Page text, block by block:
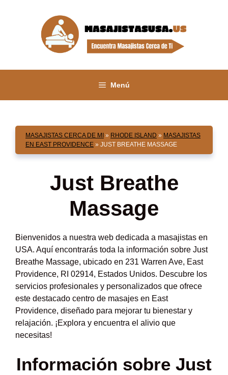
Menú
MASAJISTAS CERCA DE MI » RHODE ISLAND » MASAJISTAS
EN EAST PROVIDENCE » JUST BREATHE MASSAGE
Just Breathe
Massage
Bienvenidos a nuestra web dedicada a masajistas en
USA. Aquí encontrarás toda la información sobre Just
Breathe Massage, ubicado en 231 Warren Ave, East
Providence, RI 02914, Estados Unidos. Descubre los
servicios profesionales y personalizados que ofrece
este destacado centro de masajes en East
Providence, diseñado para mejorar tu bienestar y
relajación. ¡Explora y encuentra el alivio que
necesitas!
Información sobre Just